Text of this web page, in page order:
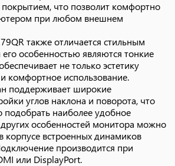
что позволит комфортно
при любом внешнем
также отличается стильным
особенностью являются тонкие
не только эстетику
комфортное использование.
поддерживает широкие
углов наклона и поворота, что
подобрать наиболее удобное
особенностей монитора можно
корпусе встроенных динамиков
производится при
или DisplayPort.